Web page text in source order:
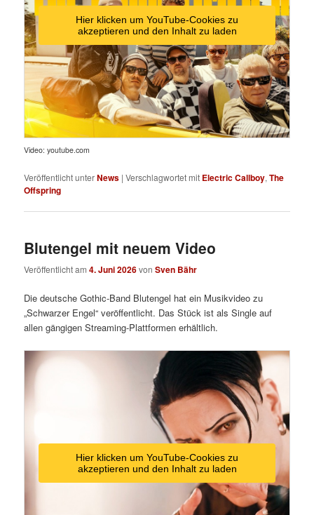
Hier klicken um YouTube-Cookies zu
akzeptieren und den Inhalt zu laden
Video: youtube.com
Veröffentlicht unterNews |Verschlagwortet mit Electric Callboy,The
Offspring
Blutengel mit neuem Video
Veröffentlicht am4. Juni 2026vonSven Bähr
Die deutsche Gothic-Band Blutengel hat ein Musikvideo zu
„Schwarzer Engel“ veröffentlicht. Das Stück ist als Single auf
allen gängigen Streaming-Plattformen erhältlich.
Hier klicken um YouTube-Cookies zu
akzeptieren und den Inhalt zu laden